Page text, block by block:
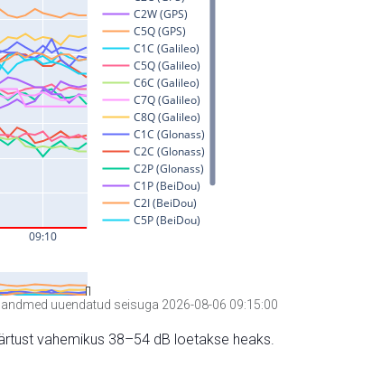
uuendatud seisuga 2026-08-06 09:15:00
vahemikus 38–54 dB loetakse heaks.